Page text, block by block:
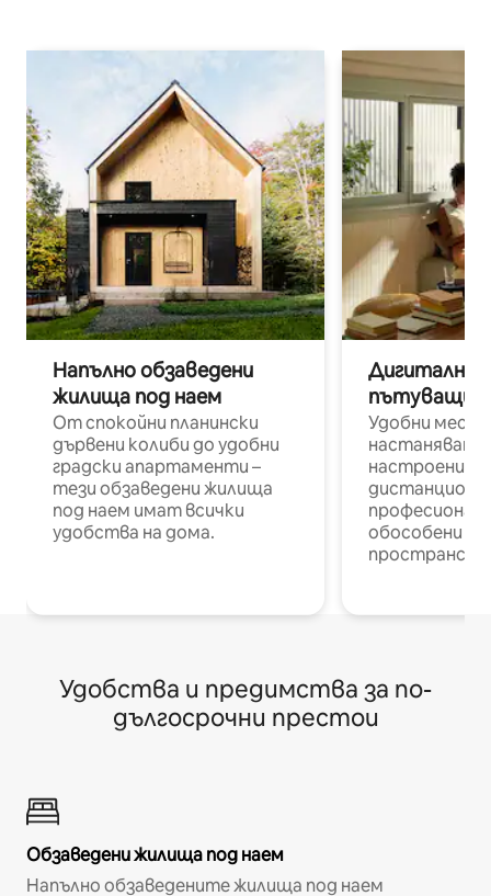
Напълно обзаведени
жилища под наем
От спокойни планински
дървени колиби до удобни
градски апартаменти –
тези обзаведени жилища
под наем имат всички
удобства на дома.
Дигитални
пътуващи
Удобни
настаняване
настроени и
обособени
Удобства и предимства за по-
дългосрочни престои
Обзаведени жилища под наем
Напълно обзаведените жилища под наем